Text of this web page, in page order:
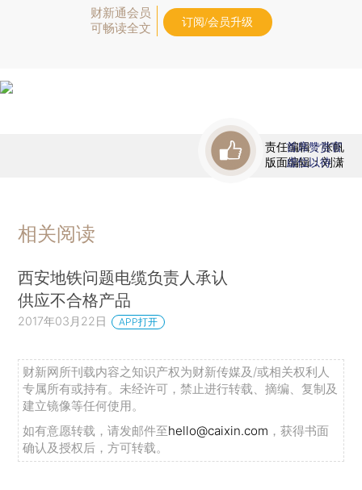
财新通会员
可畅读全文
订阅/会员升级
责任编辑：张帆
版面编辑：刘潇
首席赞赏官
虚位以待
相关阅读
西安地铁问题电缆负责人承认
供应不合格产品
2017年03月22日 APP打开
财新网所刊载内容之知识产权为财新传媒及/或相关权利人
专属所有或持有。未经许可，禁止进行转载、摘编、复制及
建立镜像等任何使用。
如有意愿转载，请发邮件至hello@caixin.com ，获得书面
确认及授权后，方可转载。